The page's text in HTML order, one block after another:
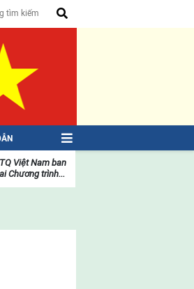
Việt Nam ban
Chương trình...